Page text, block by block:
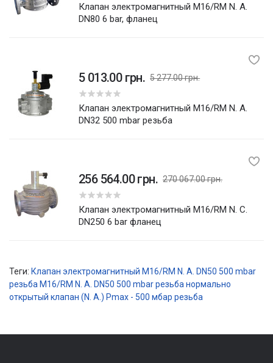
Клапан электромагнитный M16/RM N. A.
DN80 6 bar, фланец
5 013.00 грн. 5 277.00 грн.
Клапан электромагнитный M16/RM N. A.
DN32 500 mbar резьба
256 564.00 грн. 270 067.00 грн.
Клапан электромагнитный M16/RM N. C.
DN250 6 bar фланец
Теги: Клапан электромагнитный M16/RM N. A. DN50 500 mbar
резьба M16/RM N. A. DN50 500 mbar резьба нормально
открытый клапан (N. A.) Рmax - 500 мбар резьба